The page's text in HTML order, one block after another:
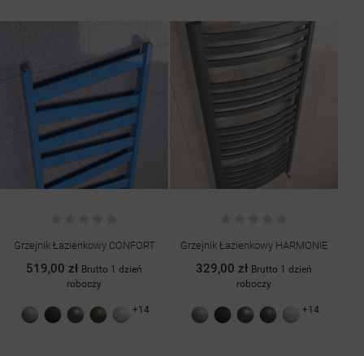
Grzejnik Łazienkowy HARMONIE
329,00 zł Brutto 1 dzień
roboczy
Szary
struktura
GrafitAntracyt
struktura
Quartz
II
Biały
połysk
+14
Grzejnik Dekoracyjny LUXE 2
519,00 zł Brutto 1 dzień
roboczy
Szary
struktura
GrafitAntracyt
struktura
Quartz
II
Biały
połysk
+14